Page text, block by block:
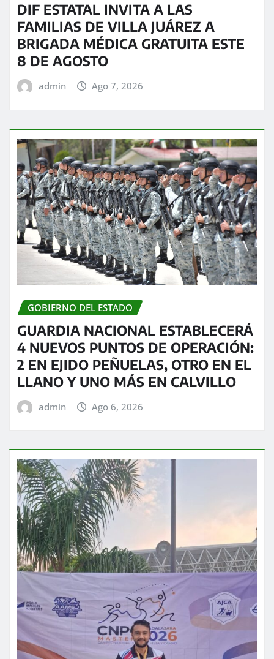
DIF ESTATAL INVITA A LAS
FAMILIAS DE VILLA JUÁREZ A
BRIGADA MÉDICA GRATUITA ESTE
8 DE AGOSTO
admin Ago 7, 2026
GOBIERNO DEL ESTADO
GUARDIA NACIONAL ESTABLECERÁ
4 NUEVOS PUNTOS DE OPERACIÓN:
2 EN EJIDO PEÑUELAS, OTRO EN EL
LLANO Y UNO MÁS EN CALVILLO
admin Ago 6, 2026